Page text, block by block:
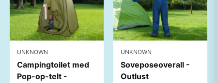
UNKNOWN
Campingtoilet med
Pop-op-telt -
UNKNOWN
Soveposeoverall -
Outlust